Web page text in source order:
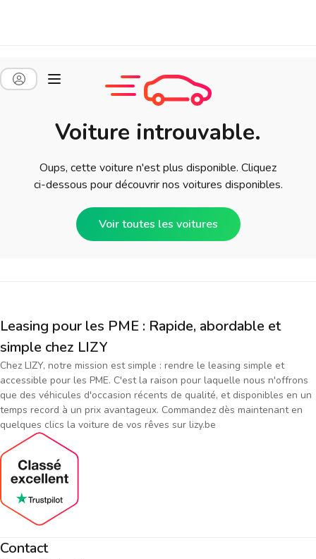
Voiture introuvable.
Oups, cette voiture n'est plus disponible. Cliquez
ci-dessous pour découvrir nos voitures disponibles.
Voir toutes les voitures
Leasing pour les PME : Rapide, abordable et
simple chez LIZY
Chez LIZY, notre mission est simple : rendre le leasing simple et
accessible pour les PME. C'est la raison pour laquelle nous n'offrons
que des véhicules d'occasion récents de qualité, et disponibles en un
temps record à un prix avantageux. Commandez dès maintenant en
quelques clics la voiture de vos rêves sur lizy.be
Contact